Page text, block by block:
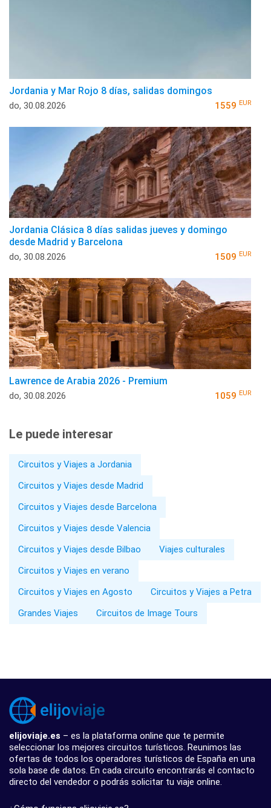
Jordania y Mar Rojo 8 días, salidas domingos
do, 30.08.2026 1559 EUR
Jordania Clásica 8 días salidas jueves y domingo
desde Madrid y Barcelona
do, 30.08.2026 1509 EUR
Lawrence de Arabia 2026 - Premium
do, 30.08.2026 1059 EUR
Le puede interesar
Circuitos y Viajes a Jordania
Circuitos y Viajes desde Madrid
Circuitos y Viajes desde Barcelona
Circuitos y Viajes desde Valencia
Circuitos y Viajes desde Bilbao
Viajes culturales
Circuitos y Viajes en verano
Circuitos y Viajes en Agosto
Circuitos y Viajes a Petra
Grandes Viajes
Circuitos de Image Tours
elijoviaje.es – es la plataforma online que te permite
seleccionar los mejores circuitos turísticos. Reunimos las
ofertas de todos los operadores turísticos de España en una
sola base de datos. En cada circuito encontrarás el contacto
directo del vendedor o podrás solicitar tu viaje online.